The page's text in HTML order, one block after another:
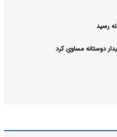
رسید
دوستانه مساوی کرد